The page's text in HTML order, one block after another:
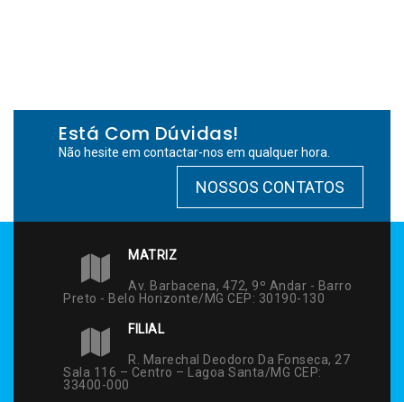
Está Com Dúvidas!
Não hesite em contactar-nos em qualquer hora.
NOSSOS CONTATOS
MATRIZ
Av. Barbacena, 472, 9º Andar - Barro
Preto - Belo Horizonte/MG CEP: 30190-130
FILIAL
R. Marechal Deodoro Da Fonseca, 27
Sala 116 – Centro – Lagoa Santa/MG CEP:
33400-000